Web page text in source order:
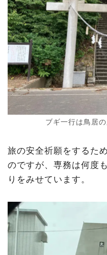
ブギ一行は鳥居
旅の安全祈願をするた
のですが、専務は何度
りをみせています。